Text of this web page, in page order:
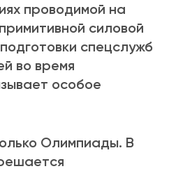
проводимой на
силовой
спецслужб
во время
особое
Олимпиады. В